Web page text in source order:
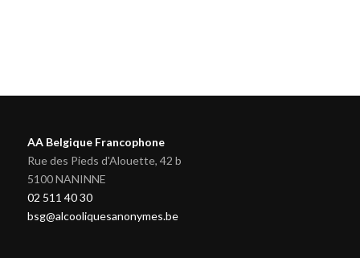
AA Belgique Francophone
Rue des Pieds d'Alouette, 42 b
5100 NANINNE
02 511 40 30
bsg@alcooliquesanonymes.be